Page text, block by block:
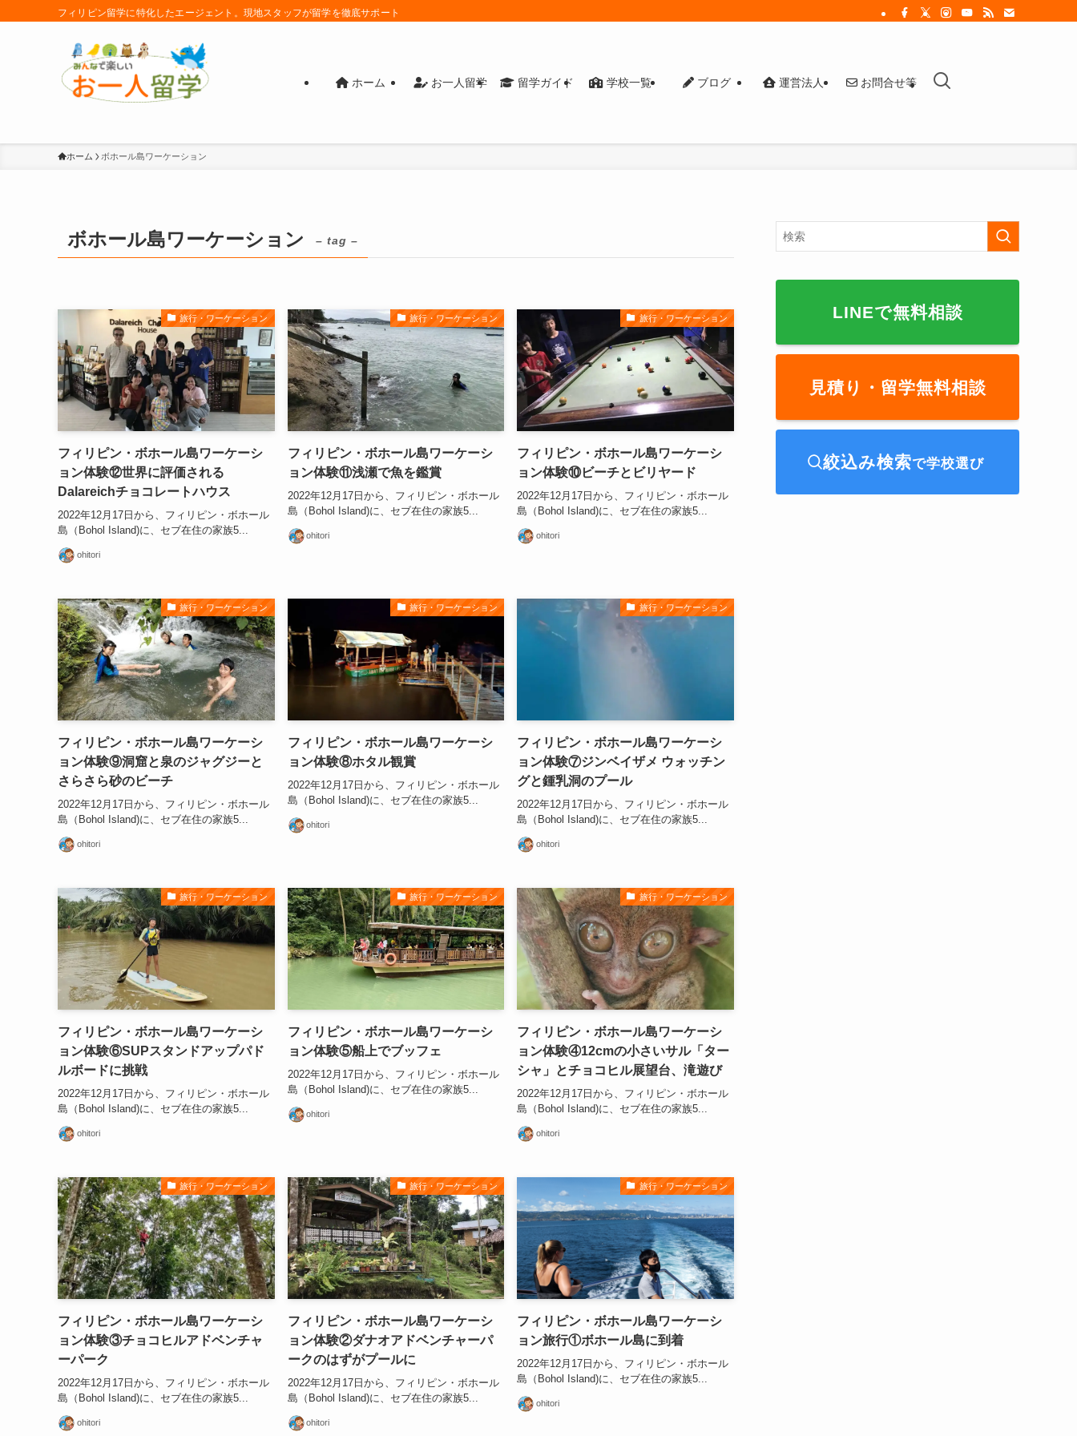
フィリピン留学に特化したエージェント。現地スタッフが留学を徹底サポート
ホーム お一人留学 留学ガイド 学校一覧 ブログ 運営法人 お問合せ等
ホーム ボホール島ワーケーション
ボホール島ワーケーション – tag –
旅行・ワーケーション
フィリピン・ボホール島ワーケーシ
ョン体験⑫世界に評価される
Dalareichチョコレートハウス
2022年12月17日から、フィリピン・ボホール
島（Bohol Island)に、セブ在住の家族5...
ohitori
旅行・ワーケーション
フィリピン・ボホール島ワーケーシ
ョン体験⑪浅瀬で魚を鑑賞
2022年12月17日から、フィリピン・ボホール
島（Bohol Island)に、セブ在住の家族5...
ohitori
旅行・ワーケーション
フィリピン・ボホール島ワーケーシ
ョン体験⑩ビーチとビリヤード
2022年12月17日から、フィリピン・ボホール
島（Bohol Island)に、セブ在住の家族5...
ohitori
旅行・ワーケーション
フィリピン・ボホール島ワーケーシ
ョン体験⑨洞窟と泉のジャグジーと
さらさら砂のビーチ
2022年12月17日から、フィリピン・ボホール
島（Bohol Island)に、セブ在住の家族5...
ohitori
旅行・ワーケーション
フィリピン・ボホール島ワーケーシ
ョン体験⑧ホタル観賞
2022年12月17日から、フィリピン・ボホール
島（Bohol Island)に、セブ在住の家族5...
ohitori
旅行・ワーケーション
フィリピン・ボホール島ワーケーシ
ョン体験⑦ジンベイザメ ウォッチン
グと鍾乳洞のプール
2022年12月17日から、フィリピン・ボホール
島（Bohol Island)に、セブ在住の家族5...
ohitori
旅行・ワーケーション
フィリピン・ボホール島ワーケーシ
ョン体験⑥SUPスタンドアップパド
ルボードに挑戦
2022年12月17日から、フィリピン・ボホール
島（Bohol Island)に、セブ在住の家族5...
ohitori
旅行・ワーケーション
フィリピン・ボホール島ワーケーシ
ョン体験⑤船上でブッフェ
2022年12月17日から、フィリピン・ボホール
島（Bohol Island)に、セブ在住の家族5...
ohitori
旅行・ワーケーション
フィリピン・ボホール島ワーケーシ
ョン体験④12cmの小さいサル「ター
シャ」とチョコヒル展望台、滝遊び
2022年12月17日から、フィリピン・ボホール
島（Bohol Island)に、セブ在住の家族5...
ohitori
旅行・ワーケーション
フィリピン・ボホール島ワーケーシ
ョン体験③チョコヒルアドベンチャ
ーパーク
2022年12月17日から、フィリピン・ボホール
島（Bohol Island)に、セブ在住の家族5...
ohitori
旅行・ワーケーション
フィリピン・ボホール島ワーケーシ
ョン体験②ダナオアドベンチャーパ
ークのはずがプールに
2022年12月17日から、フィリピン・ボホール
島（Bohol Island)に、セブ在住の家族5...
ohitori
旅行・ワーケーション
フィリピン・ボホール島ワーケーシ
ョン旅行①ボホール島に到着
2022年12月17日から、フィリピン・ボホール
島（Bohol Island)に、セブ在住の家族5...
ohitori
LINEで無料相談
見積り・留学無料相談
絞込み検索で学校選び